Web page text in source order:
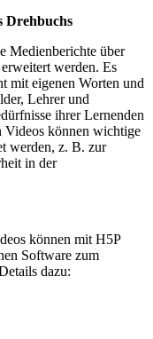
Drehbuchs
Medienberichte über
werden. Es
mit eigenen Worten und
Lehrer und
ihrer Lernenden
Videos können wichtige
werden, z. B. zur
in der
können mit H5P
Software zum
dazu: